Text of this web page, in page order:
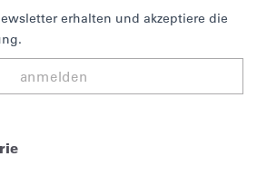
erhalten und akzeptiere die
anmelden